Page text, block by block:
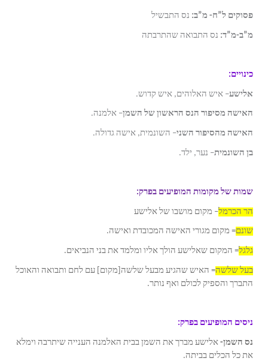
פסוקים ל”ח- מ”ב: נס התבשיל
מ”ב-מ”ד: נס התבואה שהתרבתה
כינויים:
אלישע– איש האלוהים, איש קדוש.
האישה מסיפור הנס הראשון של השמן– אלמנה.
האישה מהסיפור השני– השונמית, אישה גדולה.
בן השונמית– נער, ילד.
שמות של מקומות המופיעים בפרק:
הר הכרמל– מקום מושבו של אלישע
שונם= מקום מגורי האישה המכובדת ואישה.
גלגל= המקום שאלישע הולך אליו ומלמד את בני הנביאים.
בעל שלשה= האיש שהגיע מבעל שלשה[מקום] עם לחם ותבואה והאוכל
התברך והספיק לכולם ואף נותר.
ניסים המופיעים בפרק:
נס השמן- אלישע מברך את השמן בבית האלמנה הענייה שיתרבה וימלא
את כל הכלים בביתה.